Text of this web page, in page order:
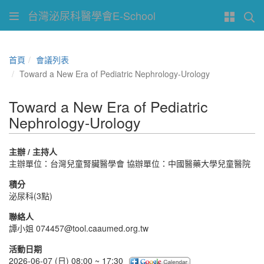
台灣泌尿科醫學會E-School
首頁
會議列表
Toward a New Era of Pediatric Nephrology-Urology
Toward a New Era of Pediatric
Nephrology-Urology
主辦 / 主持人
主辦單位：台灣兒童腎臟醫學會 協辦單位：中國醫藥大學兒童醫院
積分
泌尿科(3點)
聯絡人
譚小姐 074457@tool.caaumed.org.tw
活動日期
2026-06-07 (日) 08:00 ~ 17:30